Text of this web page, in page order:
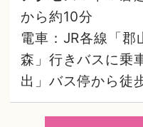
から約10分
電車：JR各線「郡
森」行きバスに
出」バス停から徒